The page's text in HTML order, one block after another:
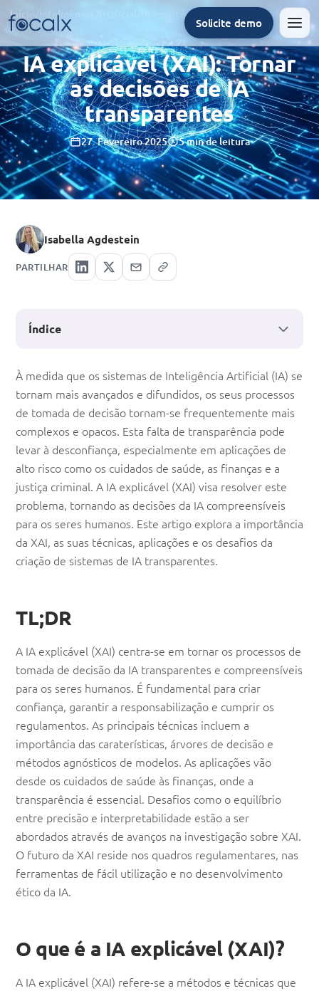
Solicite demo
Início Inteligência Artificial IA explicável (XAI): Tornar as decisões de IA transparentes
IA explicável (XAI): Tornar
as decisões de IA
transparentes
27. Fevereiro 2025 5 min de leitura
Isabella Agdestein
PARTILHAR
IA
explicável
(XAI):
Tornar
as
decisões
de
IA
À medida que os sistemas de Inteligência Artificial (IA) se
tornam mais avançados e difundidos, os seus processos
de tomada de decisão tornam-se frequentemente mais
complexos e opacos. Esta falta de transparência pode
levar à desconfiança, especialmente em aplicações de
alto risco como os cuidados de saúde, as finanças e a
justiça criminal. A IA explicável (XAI) visa resolver este
problema, tornando as decisões da IA compreensíveis
para os seres humanos. Este artigo explora a importância
da XAI, as suas técnicas, aplicações e os desafios da
criação de sistemas de IA transparentes.
TL;DR
A IA explicável (XAI) centra-se em tornar os processos de
tomada de decisão da IA transparentes e compreensíveis
para os seres humanos. É fundamental para criar
confiança, garantir a responsabilização e cumprir os
regulamentos. As principais técnicas incluem a
importância das caraterísticas, árvores de decisão e
métodos agnósticos de modelos. As aplicações vão
desde os cuidados de saúde às finanças, onde a
transparência é essencial. Desafios como o equilíbrio
entre precisão e interpretabilidade estão a ser
abordados através de avanços na investigação sobre XAI.
O futuro da XAI reside nos quadros regulamentares, nas
ferramentas de fácil utilização e no desenvolvimento
ético da IA.
O que é a IA explicável (XAI)?
A IA explicável (XAI) refere-se a métodos e técnicas que
Índice